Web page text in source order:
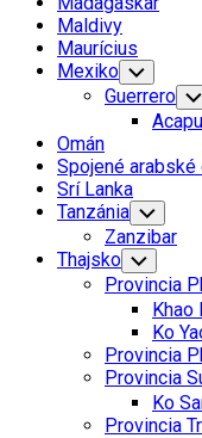
Maldivy
Maurícius
Mexiko Toggle
Child
Menu
Guerrero
Omán
Spojené arabské
Srí Lanka
Tanzánia Toggle
Child
Menu
Zanzibar
Thajsko Toggle
Child
Menu
Provincia
Khao
Ko
Provincia
Provincia
Ko
Provincia